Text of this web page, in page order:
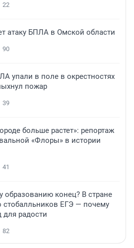
22
атаку БПЛА в Омской области
90
упали в поле в окрестностях
пожар
39
больше растет»: репортаж
«Флоры» в истории
41
образованию конец? В стране
стобалльников ЕГЭ — почему
для радости
82